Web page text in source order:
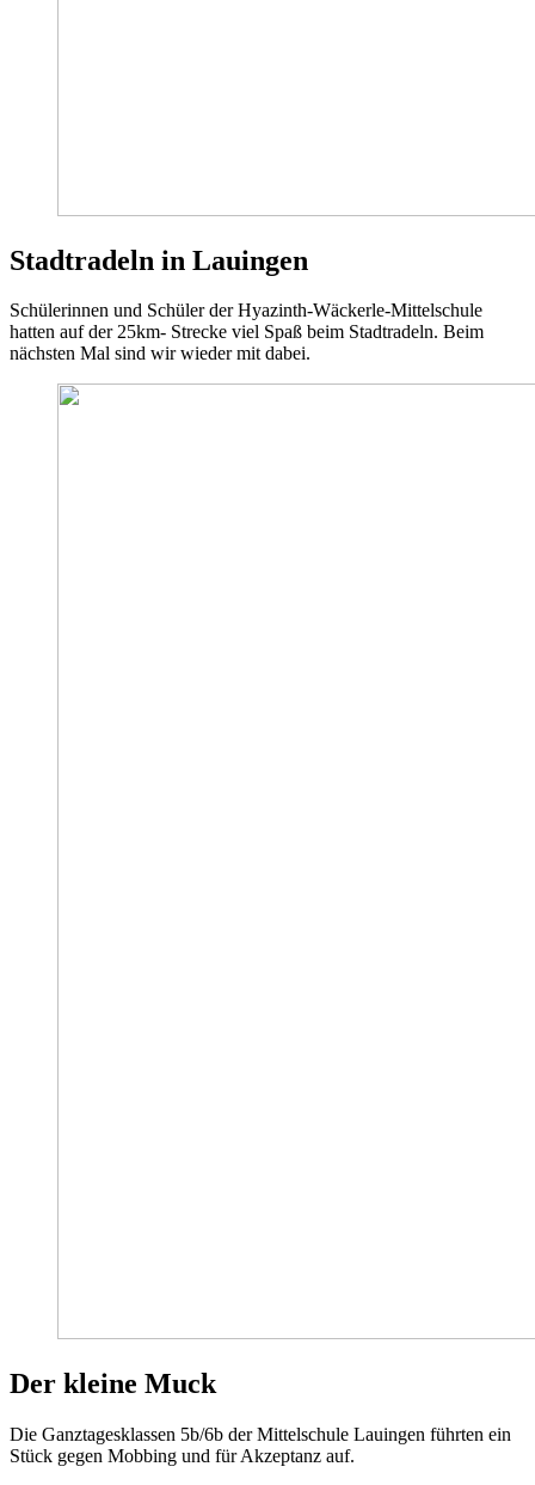
Stadtradeln in Lauingen
Schülerinnen und Schüler der Hyazinth-Wäckerle-Mittelschule
hatten auf der 25km- Strecke viel Spaß beim Stadtradeln. Beim
nächsten Mal sind wir wieder mit dabei.
Der kleine Muck
Die Ganztagesklassen 5b/6b der Mittelschule Lauingen führten ein
Stück gegen Mobbing und für Akzeptanz auf.